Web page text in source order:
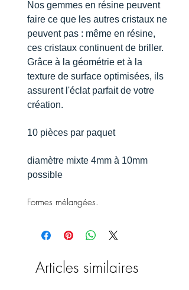
Nos gemmes en résine peuvent
faire ce que les autres cristaux ne
peuvent pas : même en résine,
ces cristaux continuent de briller.
Grâce à la géométrie et à la
texture de surface optimisées, ils
assurent l'éclat parfait de votre
création.
10 pièces par paquet
diamètre mixte 4mm à 10mm
possible
Formes mélangées.
Articles similaires